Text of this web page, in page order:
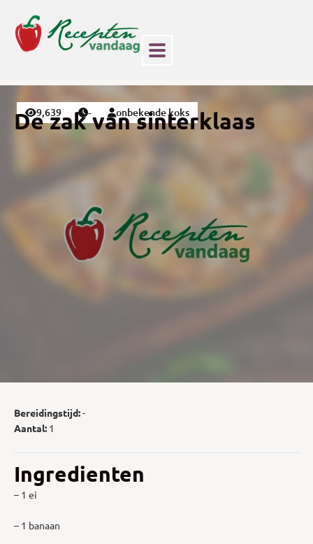
9,639 - onbekende koks
De zak van sinterklaas
Bereidingstijd:-
Aantal: 1
Ingredienten
– 1 ei
– 1 banaan